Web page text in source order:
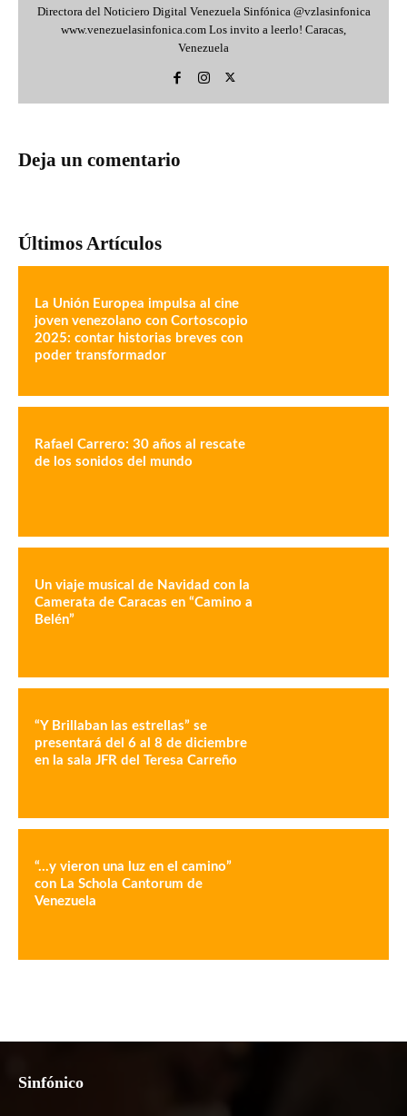
Directora del Noticiero Digital Venezuela Sinfónica @vzlasinfonica
www.venezuelasinfonica.com Los invito a leerlo! Caracas,
Venezuela
Deja un comentario
Últimos Artículos
La Unión Europea impulsa al cine
joven venezolano con Cortoscopio
2025: contar historias breves con
poder transformador
Rafael Carrero: 30 años al rescate
de los sonidos del mundo
Un viaje musical de Navidad con la
Camerata de Caracas en “Camino a
Belén”
“Y Brillaban las estrellas” se
presentará del 6 al 8 de diciembre
en la sala JFR del Teresa Carreño
“…y vieron una luz en el camino”
con La Schola Cantorum de
Venezuela
Sinfónico